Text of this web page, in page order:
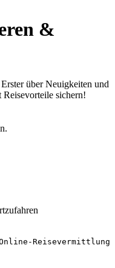
&
über Neuigkeiten und
Reisevorteile sichern!